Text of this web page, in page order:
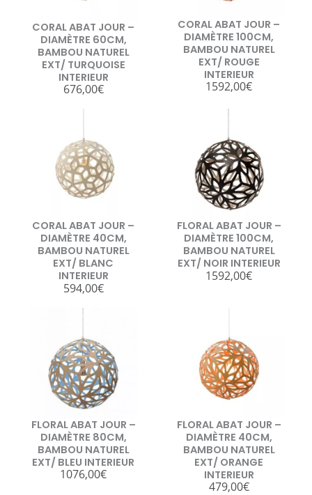
CORAL ABAT JOUR –
DIAMÈTRE 60CM,
BAMBOU NATUREL
EXT/ TURQUOISE
INTERIEUR
676,00€
CORAL ABAT JOUR –
DIAMÈTRE 100CM,
BAMBOU NATUREL
EXT/ ROUGE
INTERIEUR
1592,00€
CORAL ABAT JOUR –
DIAMÈTRE 40CM,
BAMBOU NATUREL
EXT/ BLANC
INTERIEUR
594,00€
FLORAL ABAT JOUR –
DIAMÈTRE 100CM,
BAMBOU NATUREL
EXT/ NOIR INTERIEUR
1592,00€
FLORAL ABAT JOUR –
DIAMÈTRE 80CM,
BAMBOU NATUREL
EXT/ BLEU INTERIEUR
1076,00€
FLORAL ABAT JOUR –
DIAMÈTRE 40CM,
BAMBOU NATUREL
EXT/ ORANGE
INTERIEUR
479,00€